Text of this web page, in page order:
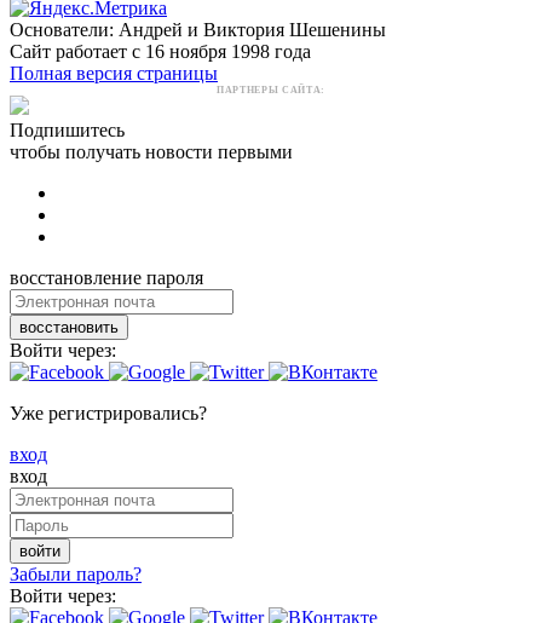
Основатели: Андрей и Виктория Шешенины
Сайт работает с 16 ноября 1998 года
Полная версия страницы
ПАРТНЕРЫ САЙТА:
Подпишитесь
чтобы получать новости первыми
восстановление пароля
восстановить
Войти через:
Уже регистрировались?
вход
вход
войти
Забыли пароль?
Войти через: